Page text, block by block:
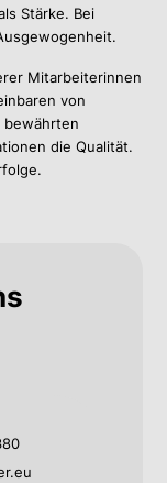
Stärke. Bei
Mitarbeiterinnen
von
bewährten
die Qualität.